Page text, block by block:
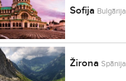
Sofija Bulgārija
ŽironaSpānija